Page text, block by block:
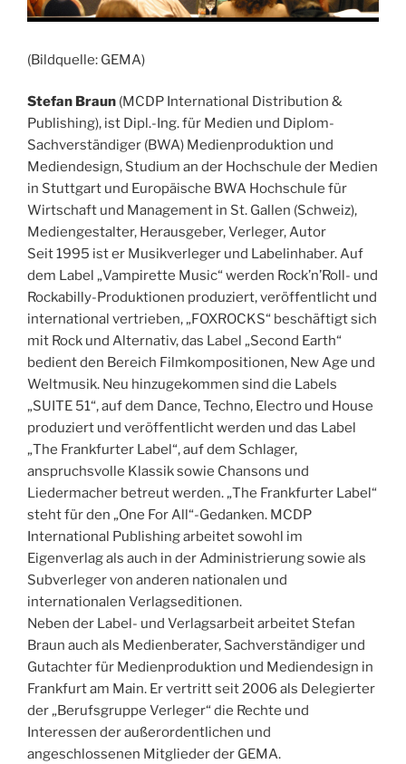
(Bildquelle: GEMA)
Stefan Braun (MCDP International Distribution &
Publishing), ist Dipl.-Ing. für Medien und Diplom-
Sachverständiger (BWA) Medienproduktion und
Mediendesign, Studium an der Hochschule der Medien
in Stuttgart und Europäische BWA Hochschule für
Wirtschaft und Management in St. Gallen (Schweiz),
Mediengestalter, Herausgeber, Verleger, Autor
Seit 1995 ist er Musikverleger und Labelinhaber. Auf
dem Label „Vampirette Music“ werden Rock’n’Roll- und
Rockabilly-Produktionen produziert, veröffentlicht und
international vertrieben, „FOXROCKS“ beschäftigt sich
mit Rock und Alternativ, das Label „Second Earth“
bedient den Bereich Filmkompositionen, New Age und
Weltmusik. Neu hinzugekommen sind die Labels
„SUITE 51“, auf dem Dance, Techno, Electro und House
produziert und veröffentlicht werden und das Label
„The Frankfurter Label“, auf dem Schlager,
anspruchsvolle Klassik sowie Chansons und
Liedermacher betreut werden. „The Frankfurter Label“
steht für den „One For All“-Gedanken. MCDP
International Publishing arbeitet sowohl im
Eigenverlag als auch in der Administrierung sowie als
Subverleger von anderen nationalen und
internationalen Verlagseditionen.
Neben der Label- und Verlagsarbeit arbeitet Stefan
Braun auch als Medienberater, Sachverständiger und
Gutachter für Medienproduktion und Mediendesign in
Frankfurt am Main. Er vertritt seit 2006 als Delegierter
der „Berufsgruppe Verleger“ die Rechte und
Interessen der außerordentlichen und
angeschlossenen Mitglieder der GEMA.